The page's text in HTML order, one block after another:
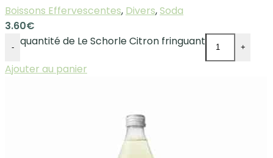
Boissons Effervescentes, Divers,Soda
3.60€
- quantité de Le Schorle Citron fringuant +
Ajouter au panier